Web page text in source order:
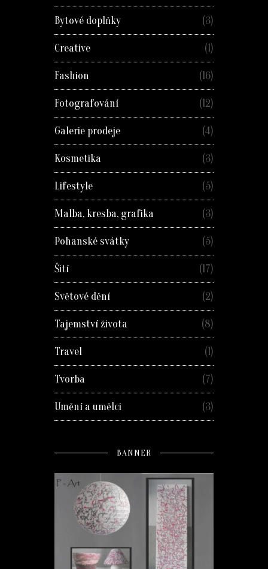
Bytové doplňky (3)
Creative (1)
Fashion (16)
Fotografování (12)
Galerie prodeje (4)
Kosmetika (3)
Lifestyle (5)
Malba, kresba, grafika (3)
Pohanské svátky (5)
Šití (17)
Světové dění (2)
Tajemství života (8)
Travel (1)
Tvorba (7)
Umění a umělci (3)
BANNER